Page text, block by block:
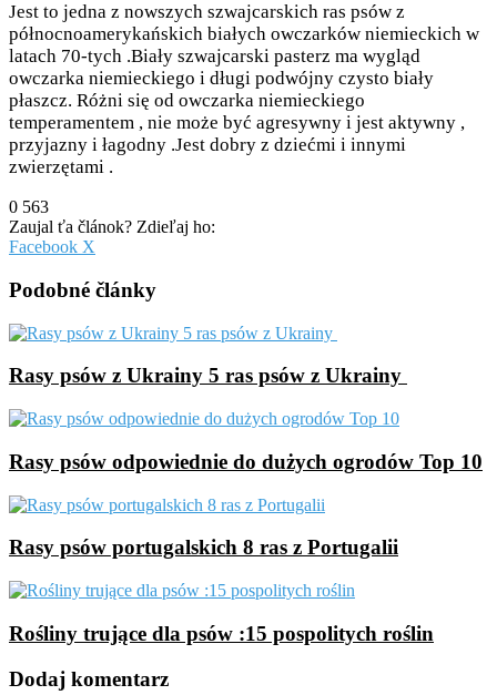
Jest to jedna z nowszych szwajcarskich ras psów z
północnoamerykańskich białych owczarków niemieckich w
latach 70-tych .Biały szwajcarski pasterz ma wygląd
owczarka niemieckiego i długi podwójny czysto biały
płaszcz. Różni się od owczarka niemieckiego
temperamentem , nie może być agresywny i jest aktywny ,
przyjazny i łagodny .Jest dobry z dziećmi i innymi
zwierzętami .
0 563
Zaujal ťa článok? Zdieľaj ho:
Facebook X
Email
Podobné články
Rasy psów z Ukrainy 5 ras psów z Ukrainy
Rasy psów odpowiednie do dużych ogrodów Top 10
Rasy psów portugalskich 8 ras z Portugalii
Rośliny trujące dla psów :15 pospolitych roślin
Dodaj komentarz